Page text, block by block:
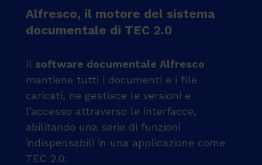
Alfresco, il motore del sistema
documentale di TEC 2.0
Il software documentale Alfresco
mantiene tutti i documenti e i file
caricati, ne gestisce le versioni e
l’accesso attraverso le interfacce,
abilitando una serie di funzioni
indispensabili in una applicazione come
TEC 2.0: